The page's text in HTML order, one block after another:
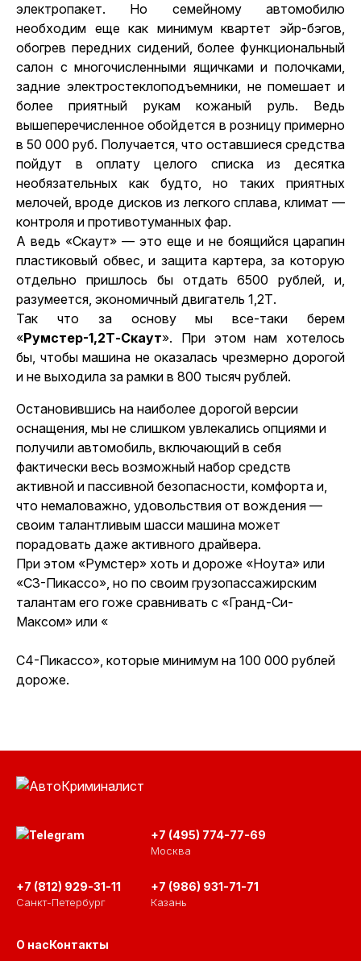
электропакет. Но семейному автомобилю
необходим еще как минимум квартет эйр-бэгов,
обогрев передних сидений, более функциональный
салон с многочисленными ящичками и полочками,
задние электростеклоподъемники, не помешает и
более приятный рукам кожаный руль. Ведь
вышеперечисленное обойдется в розницу примерно
в 50 000 руб. Получается, что оставшиеся средства
пойдут в оплату целого списка из десятка
необязательных как будто, но таких приятных
мелочей, вроде дисков из легкого сплава, климат —
контроля и противотуманных фар.
А ведь «Скаут» — это еще и не боящийся царапин
пластиковый обвес, и защита картера, за которую
отдельно пришлось бы отдать 6500 рублей, и,
разумеется, экономичный двигатель 1,2Т.
Так что за основу мы все-таки берем
«Румстер-1,2Т-Скаут». При этом нам хотелось
бы, чтобы машина не оказалась чрезмерно дорогой
и не выходила за рамки в 800 тысяч рублей.
Остановившись на наиболее дорогой версии
оснащения, мы не слишком увлекались опциями и
получили автомобиль, включающий в себя
фактически весь возможный набор средств
активной и пассивной безопасности, комфорта и,
что немаловажно, удовольствия от вождения —
своим талантливым шасси машина может
порадовать даже активного драйвера.
При этом «Румстер» хоть и дороже «Ноута» или
«С3-Пикассо», но по своим грузопассажирским
талантам его гоже сравнивать с «Гранд-Си-
Максом» или «
С4-Пикассо», которые минимум на 100 000 рублей
дороже.
О насКонтакты
+7 (495) 774-77-69
Москва
+7 (812) 929-31-11
Санкт-Петербург
+7 (986) 931-71-71
Казань